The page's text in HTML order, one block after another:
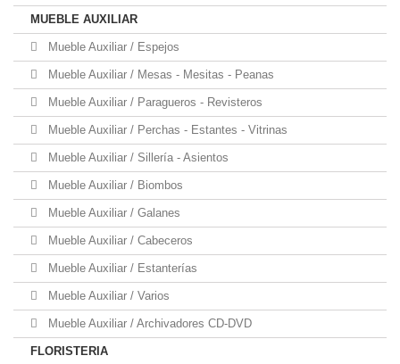
MUEBLE AUXILIAR
Mueble Auxiliar / Espejos
Mueble Auxiliar / Mesas - Mesitas - Peanas
Mueble Auxiliar / Paragueros - Revisteros
Mueble Auxiliar / Perchas - Estantes - Vitrinas
Mueble Auxiliar / Sillería - Asientos
Mueble Auxiliar / Biombos
Mueble Auxiliar / Galanes
Mueble Auxiliar / Cabeceros
Mueble Auxiliar / Estanterías
Mueble Auxiliar / Varios
Mueble Auxiliar / Archivadores CD-DVD
FLORISTERIA